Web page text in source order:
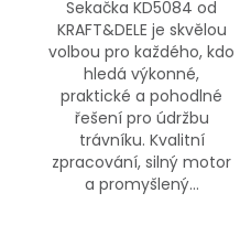
Sekačka KD5084 od
KRAFT&DELE je skvělou
volbou pro každého, kdo
hledá výkonné,
praktické a pohodlné
řešení pro údržbu
trávníku. Kvalitní
zpracování, silný motor
a promyšlený...